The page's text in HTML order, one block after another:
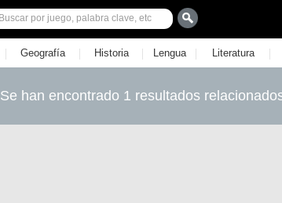
| Geografía | Historia | Lengua | Literatura |
Se han encontrado 1 resultados